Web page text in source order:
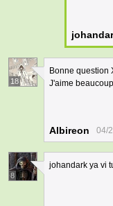
18
Bonne question
J'aime
Albireon 04/
8
johandark ya vi